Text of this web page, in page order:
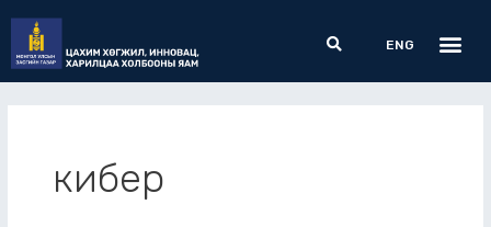
content
Search
ENG
кибер